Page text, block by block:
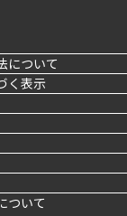
について
く表示
ついて